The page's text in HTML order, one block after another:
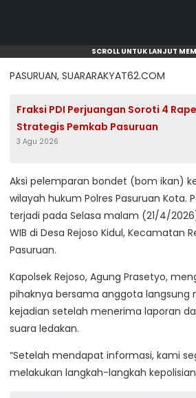
SCROLL UNTUK LANJUT
PASURUAN, SUARARAKYAT62.COM
Fraksi PDI Perjuangan Soroti 4
Strategis Pemkab Pasuruan
3 Agu 2026
Aksi pelemparan bondet (bom ikan)
wilayah hukum Polres Pasuruan Kota.
terjadi pada Selasa malam (21/4/
WIB di Desa Rejoso Kidul, Kecamatan
Pasuruan.
Kapolsek Rejoso, Agung Prasetyo,
pihaknya bersama anggota langsung
kejadian setelah menerima laporan
suara ledakan.
“Setelah mendapat informasi, kami
melakukan langkah-langkah